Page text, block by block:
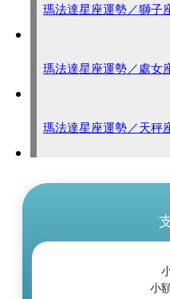
瑪法達星座運勢／獅
瑪法達星座運勢／處
瑪法達星座運勢／天
小